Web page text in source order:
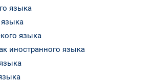
языка
языка
иностранного языка